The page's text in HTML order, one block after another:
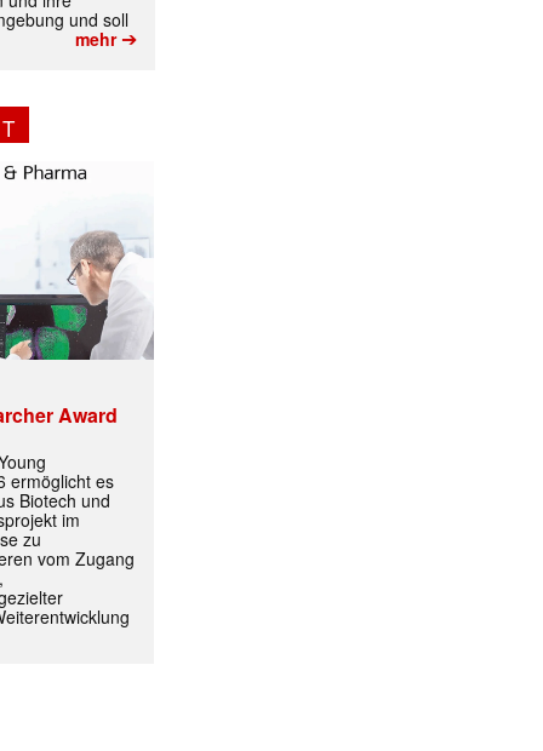
und soll
mehr➔
Award
ermöglicht es
Biotech und
im
zu
vom Zugang